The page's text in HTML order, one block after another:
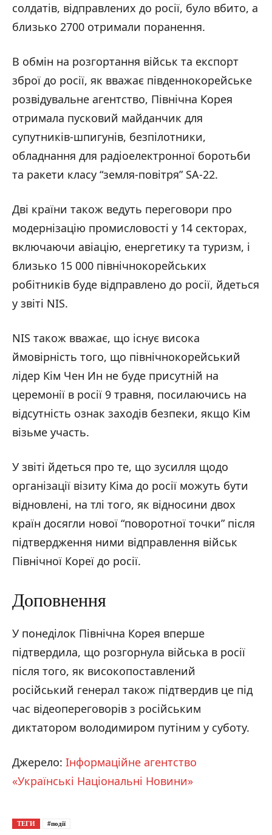
солдатів, відправлених до росії, було вбито, а
близько 2700 отримали поранення.
В обмін на розгортання військ та експорт
зброї до росії, як вважає південнокорейське
розвідувальне агентство, Північна Корея
отримала пусковий майданчик для
супутників-шпигунів, безпілотники,
обладнання для радіоелектронної боротьби
та ракети класу “земля-повітря” SA-22.
Дві країни також ведуть переговори про
модернізацію промисловості у 14 секторах,
включаючи авіацію, енергетику та туризм, і
близько 15 000 північнокорейських
робітників буде відправлено до росії, йдеться
у звіті NIS.
NIS також вважає, що існує висока
ймовірність того, що північнокорейський
лідер Кім Чен Ин не буде присутній на
церемонії в росії 9 травня, посилаючись на
відсутність ознак заходів безпеки, якщо Кім
візьме участь.
У звіті йдеться про те, що зусилля щодо
організації візиту Кіма до росії можуть бути
відновлені, на тлі того, як відносини двох
країн досягли нової “поворотної точки” після
підтвердження ними відправлення військ
Північної Кореї до росії.
Доповнення
У понеділок Північна Корея вперше
підтвердила, що розгорнула війська в росії
після того, як високопоставлений
російський генерал також підтвердив це під
час відеопереговорів з російським
диктатором володимиром путіним у суботу.
Джерело: Інформаційне агентство
«Українські Національні Новини»
ТЕГИ #події